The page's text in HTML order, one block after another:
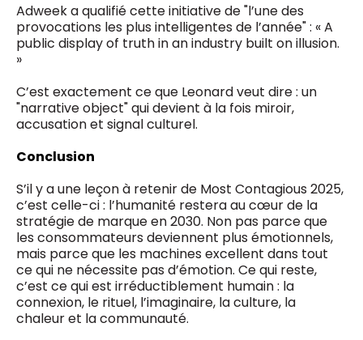
Adweek a qualifié cette initiative de "l’une des
provocations les plus intelligentes de l’année" : « A
public display of truth in an industry built on illusion.
»
C’est exactement ce que Leonard veut dire : un
"narrative object" qui devient à la fois miroir,
accusation et signal culturel.
Conclusion
S’il y a une leçon à retenir de Most Contagious 2025,
c’est celle-ci : l’humanité restera au cœur de la
stratégie de marque en 2030. Non pas parce que
les consommateurs deviennent plus émotionnels,
mais parce que les machines excellent dans tout
ce qui ne nécessite pas d’émotion. Ce qui reste,
c’est ce qui est irréductiblement humain : la
connexion, le rituel, l’imaginaire, la culture, la
chaleur et la communauté.